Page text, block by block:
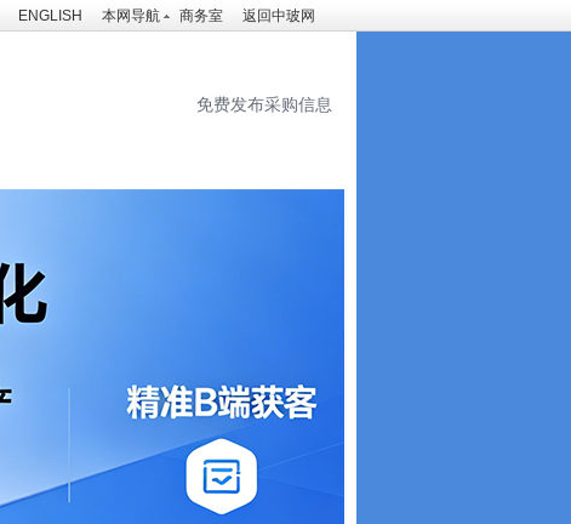
ENGLISH 本网导航 商务室 返回中玻网
免费发布采购信息